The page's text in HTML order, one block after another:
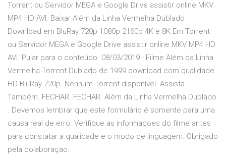
Torrent ou Servidor MEGA e Google Drive assistir online MKV
MP4 HD AVI. Baixar Além da Linha Vermelha Dublado
Download em BluRay 720p 1080p 2160p 4K e 8K Em Torrent
ou Servidor MEGA e Google Drive assistir online MKV MP4 HD
AVI. Pular para o conteúdo. 08/03/2019 · Filme Além da Linha
Vermelha Torrent Dublado de 1999 download com qualidade
HD BluRay 720p. Nenhum Torrent disponível. Assista
Também. FECHAR. FECHAR. Além da Linha Vermelha Dublado
. Devemos lembrar que este formulário é somente para uma
causa real de erro. Verifique as informaçoes do filme antes
para constatar a qualidade e o modo de linguagem. Obrigado
pela colaboraçao.